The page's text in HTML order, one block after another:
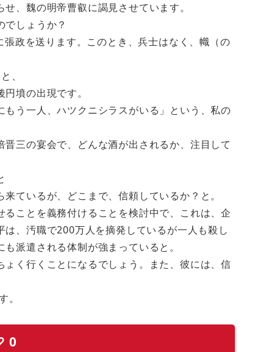
、魏の明帝曹叡に謁見させています。
しょうか？
政を送ります。このとき、兵士はなく、幟（の
、
墳の出現です。
う一人、ハツクニシラスがいる」という、私の
三の宴会で、どんな酒が出されるか、注目して
ているが、どこまで、信頼しているか？と。
ことを義務付けることを検討中で、これは、企
、汚職で200万人を摘発しているが一人も殺し
派遣される体制が強まっていると。
く行くことになるでしょう。また、彼には、信
。
0